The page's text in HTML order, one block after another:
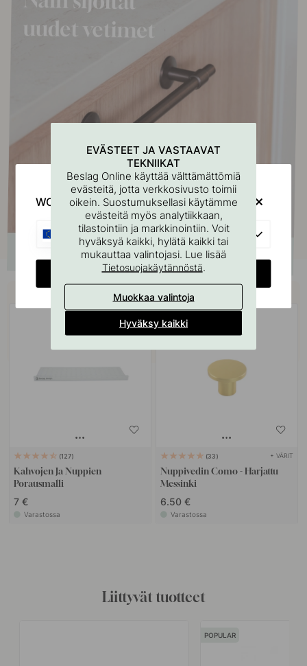
Osta yhdessä
127
Kahvojen Ja Nuppien
Porausmalli
7 €
Varastossa
POPULAR
33 + VÄRIT
Nuppivedin Como - Harjattu
Messinki
6.50 €
Varastossa
Liittyvät tuotteet
POPULAR
EVÄSTEET JA VASTAAVAT
TEKNIIKAT
Beslag Online käyttää välttämättömiä
evästeitä, jotta verkkosivusto toimii
oikein. Suostumuksellasi käytämme
evästeitä myös analytiikkaan,
tilastointiin ja markkinointiin. Voit
hyväksyä kaikki, hylätä kaikki tai
mukauttaa valintojasi. Lue lisää
Tietosuojakäytännöstä.
Muokkaa valintoja
Hyväksy kaikki
WOULD YOU RATHER VISIT?
EU
CHANGE COUNTRY